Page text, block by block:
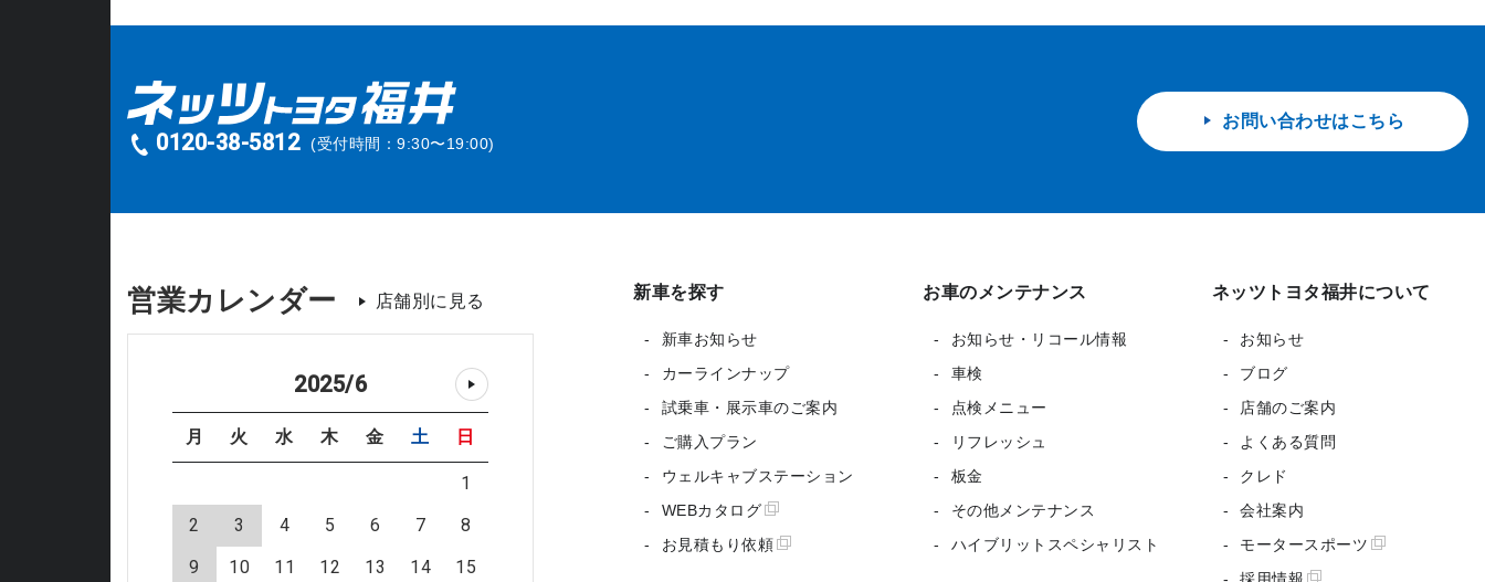
0120-38-5812 (受付時間：9:30〜19:00)
お問い合わせはこちら
営業カレンダー 店舗別に見る
2025/6
月 火 水 木 金 土 日
1
2
3 4 5 6 7
8
9
10 11 12 13 14 15
新車を探す
新車お知らせ
カーラインナップ
試乗車・展示車のご案内
ご購入プラン
ウェルキャブステーション
WEBカタログ
お見積もり依頼
お車のメンテナンス
お知らせ・リコール情報
車検
点検メニュー
リフレッシュ
板金
その他メンテナンス
ハイブリットスペシャリスト
ネッツトヨタ福井について
お知らせ
ブログ
店舗のご案内
よくある質問
クレド
会社案内
モータースポーツ
採用情報